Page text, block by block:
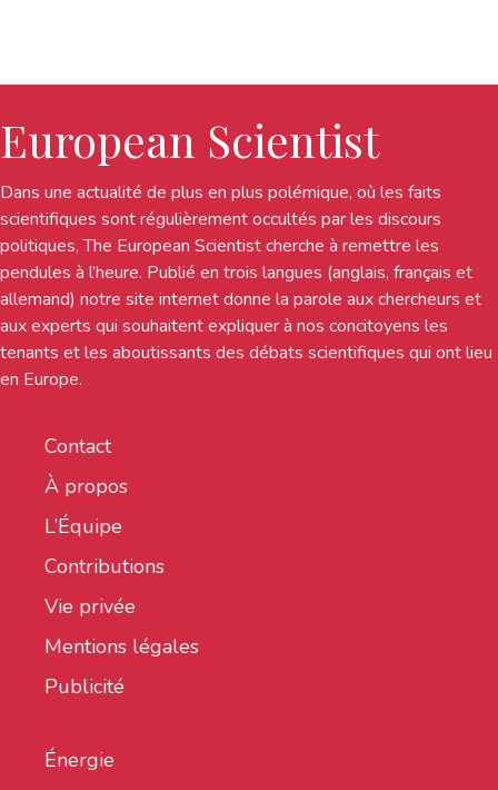
European Scientist
Dans une actualité de plus en plus polémique, où les faits
scientifiques sont régulièrement occultés par les discours
politiques, The European Scientist cherche à remettre les
pendules à l’heure. Publié en trois langues (anglais, français et
allemand) notre site internet donne la parole aux chercheurs et
aux experts qui souhaitent expliquer à nos concitoyens les
tenants et les aboutissants des débats scientifiques qui ont lieu
en Europe.
Contact
À propos
L’Équipe
Contributions
Vie privée
Mentions légales
Publicité
Énergie